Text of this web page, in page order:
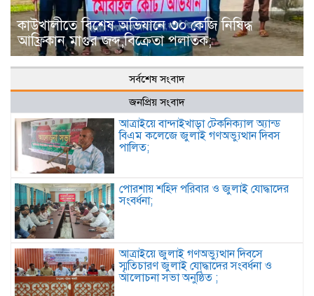
কাউখালীতে বিশেষ অভিযানে ৩০ কেজি নিষিদ্ধ
আফ্রিকান মাগুর জব্দ,বিক্রেতা পলাতক;
সর্বশেষ সংবাদ
জনপ্রিয় সংবাদ
আত্রাইয়ে বান্দাইখাড়া টেকনিক্যাল অ্যান্ড
বিএম কলেজে জুলাই গণঅভ্যুত্থান দিবস
পালিত;
পোরশায় শহিদ পরিবার ও জুলাই যোদ্ধাদের
সংবর্ধনা;
আত্রাইয়ে জুলাই গণঅভ্যুত্থান দিবসে
স্মৃতিচারণ জুলাই যোদ্ধাদের সংবর্ধনা ও
আলোচনা সভা অনুষ্ঠিত ;